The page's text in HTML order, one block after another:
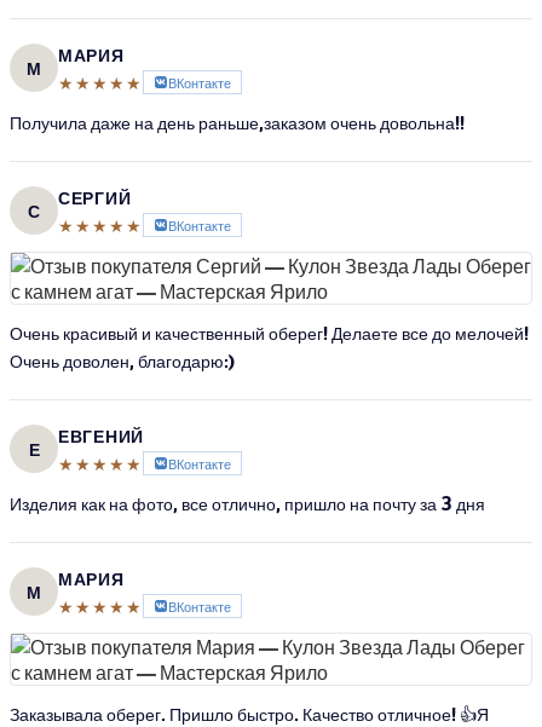
М
МАРИЯ
★★★★★
ВКонтакте
Получила даже на день раньше,заказом очень довольна!!
С
СЕРГИЙ
★★★★★
ВКонтакте
Очень красивый и качественный оберег! Делаете все до мелочей!
Очень доволен, благодарю:)
Е
ЕВГЕНИЙ
★★★★★
ВКонтакте
Изделия как на фото, все отлично, пришло на почту за 3 дня
М
МАРИЯ
★★★★★
ВКонтакте
Заказывала оберег. Пришло быстро. Качество отличное! 👍Я